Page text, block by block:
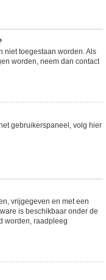
niet toegestaan worden. Als
worden, neem dan contact
gebruikerspaneel, volg hier
vrijgegeven en met een
is beschikbaar onder de
worden, raadpleeg